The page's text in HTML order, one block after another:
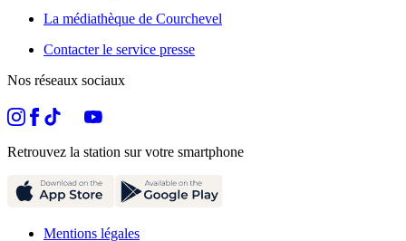
La médiathèque de Courchevel
Contacter le service presse
Nos réseaux sociaux
Retrouvez la station sur votre smartphone
Mentions légales